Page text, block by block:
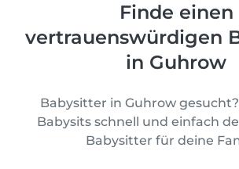
Finde einen
vertrauenswürdigen
in Guhrow
Babysitter in Guhrow
Babysits schnell und einfach
Babysitter für deine